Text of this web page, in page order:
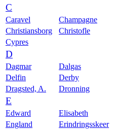
C
Caravel Champagne
Christiansborg
Christofle
Cypres
D
Dagmar Dalgas
Delfin
Derby
Dragsted, A.
Dronning
E
Edward Elisabeth
England
Erindringsskeer